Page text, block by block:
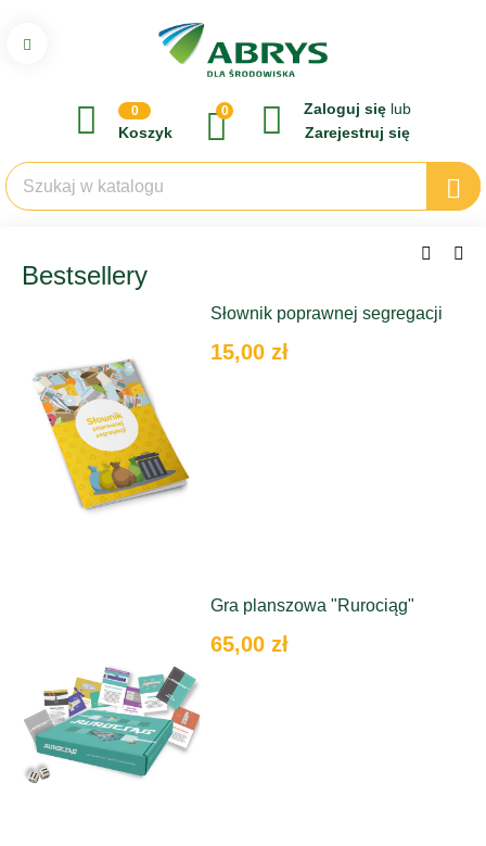
0
Koszyk
0 Zaloguj się lub
Zarejestruj się
Bestsellery
Słownik poprawnej segregacji
15,00 zł
Gra planszowa "Rurociąg"
65,00 zł